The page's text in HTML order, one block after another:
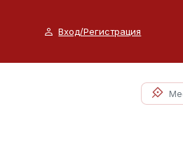
Вход/Регистрация